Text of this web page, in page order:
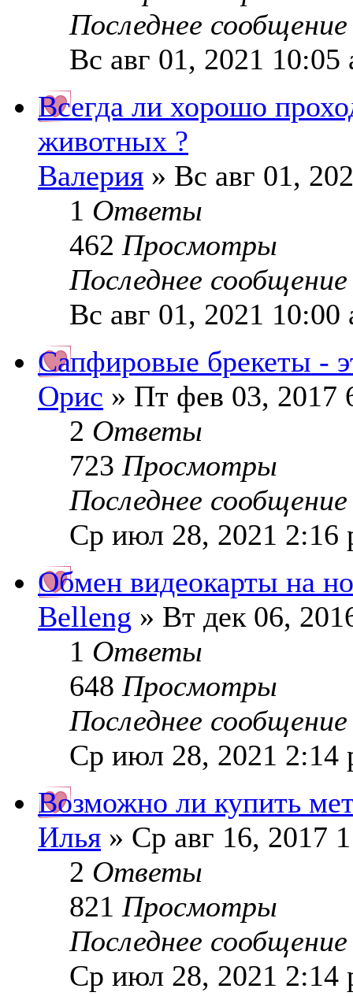
Последнее
Вс авг 01, 2021 10:05
Всегда ли хорошо
животных ?
Валерия » Вс авг 01,
1 Ответы
462 Просмотры
Последнее
Вс авг 01, 2021 10:00
Сапфировые брекеты -
Орис » Пт фев 03, 2017
2 Ответы
723 Просмотры
Последнее
Ср июл 28, 2021 2:16
Обмен видеокарты на
Belleng » Вт дек 06,
1 Ответы
648 Просмотры
Последнее
Ср июл 28, 2021 2:14
Возможно ли купить
Илья » Ср авг 16, 2017
2 Ответы
821 Просмотры
Последнее
Ср июл 28, 2021 2:14